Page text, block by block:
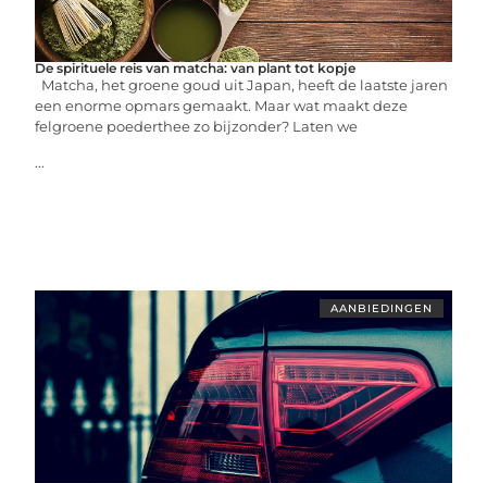
De spirituele reis van matcha: van plant tot kopje
Matcha, het groene goud uit Japan, heeft de laatste jaren
een enorme opmars gemaakt. Maar wat maakt deze
felgroene poederthee zo bijzonder? Laten we
...
AANBIEDINGEN